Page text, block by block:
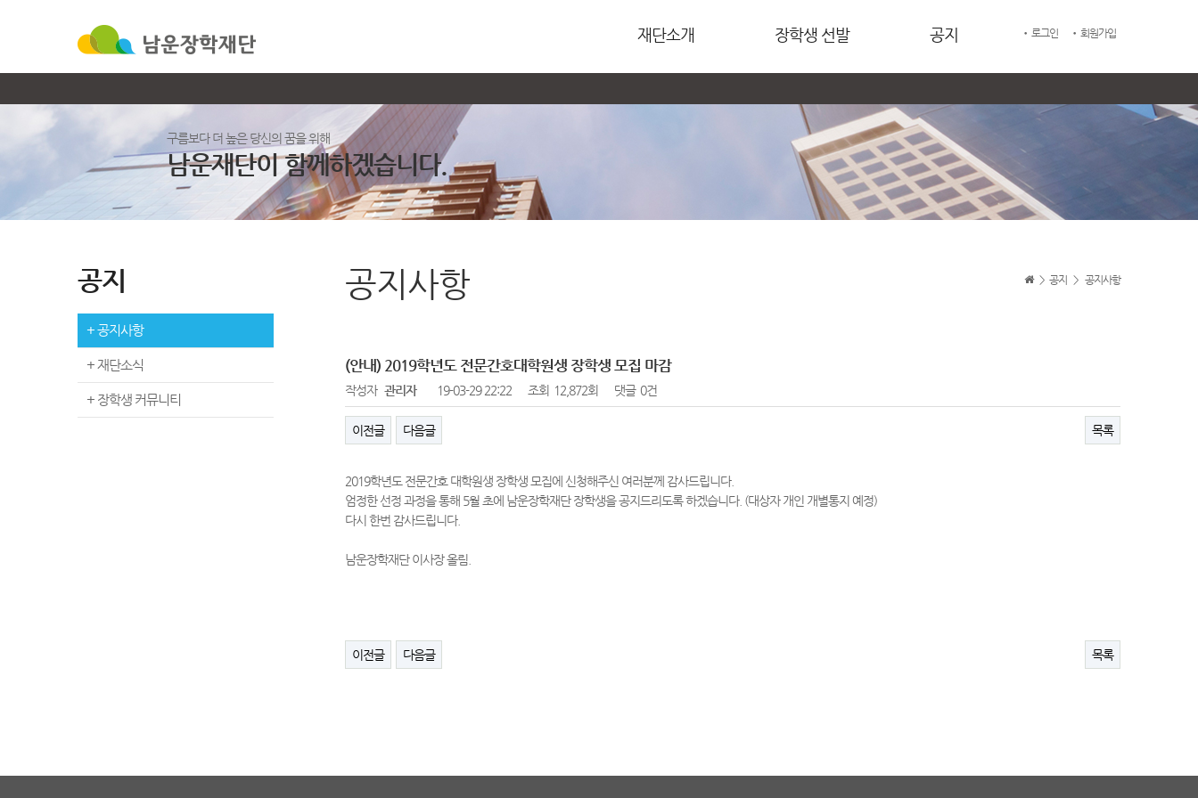
• 로그인 • 회원가입
재단소개 장학생 선발 공지
구름보다 더 높은 당신의 꿈을 위해
남운재단이 함께하겠습니다.
공지
+ 공지사항
+ 재단소식
+ 장학생 커뮤니티
공지사항 > 공지 > 공지사항
(안내) 2019학년도 전문간호대학원생 장학생 모집 마감
작성자 관리자 19-03-29 22:22 조회 12,872회 댓글 0건
이전글 다음글 목록
2019학년도 전문간호 대학원생 장학생 모집에 신청해주신 여러분께 감사드립니다.
엄정한 선정 과정을 통해 5월 초에 남운장학재단 장학생을 공지드리도록 하겠습니다. (대상자 개인 개별통지 예정)
다시 한번 감사드립니다.
남운장학재단 이사장 올림.
이전글 다음글 목록